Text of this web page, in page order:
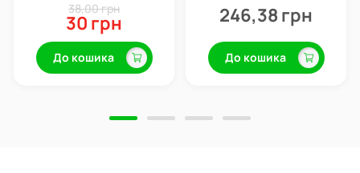
30 грн
38,00 грн
До кошика
246,38 грн
До кошика